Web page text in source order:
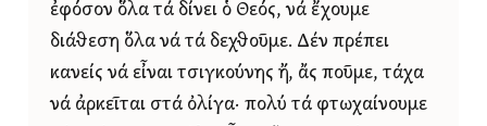
ἐφόσον ὅλα τά δίνει ὁ Θεός, νά ἔχουμε
διάθεση ὅλα νά τά δεχθοῦμε. Δέν πρέπει
κανείς νά εἶναι τσιγκούνης ἤ, ἄς ποῦμε, τάχα
νά ἀρκεῖται στά ὀλίγα· πολύ τά φτωχαίνουμε